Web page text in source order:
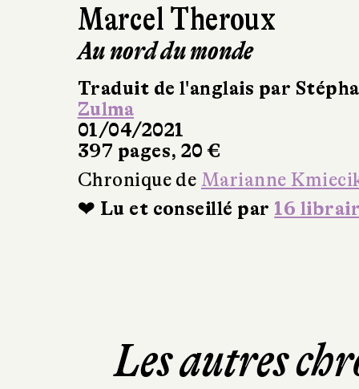
Marcel Theroux
Au nord du monde
Traduit de l'anglais par
Zulma
01/04/2021
397 pages, 20 €
Chronique de Marianne
❤ Lu et conseillé par 16
Les autres